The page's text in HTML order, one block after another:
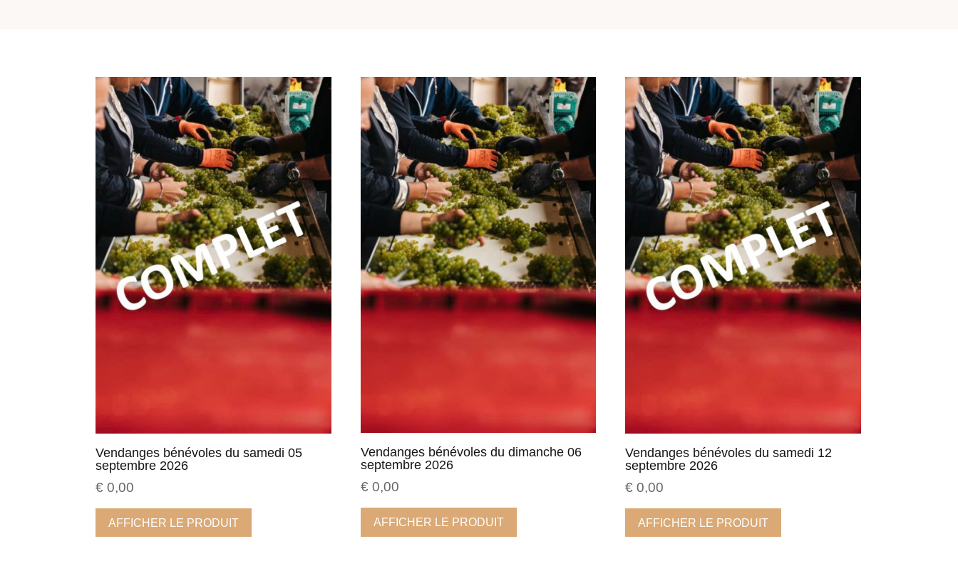
Vendanges bénévoles du samedi 05
septembre 2026
€ 0,00
AFFICHER LE PRODUIT
Vendanges bénévoles du dimanche 06
septembre 2026
€ 0,00
AFFICHER LE PRODUIT
Vendanges bénévoles du samedi 12
septembre 2026
€ 0,00
AFFICHER LE PRODUIT